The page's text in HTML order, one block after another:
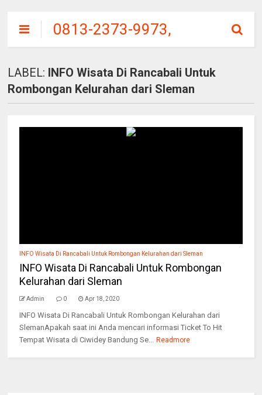
0813-2373-9973,
SITU
PATENGGANG
CIWIDEY, HARGA
TIKET MASUK
LABEL: INFO Wisata Di Rancabali Untuk
Rombongan Kelurahan dari Sleman
INFO Wisata Di Rancabali Untuk Rombongan Kelurahan dari Sleman
INFO Wisata Di Rancabali Untuk Rombongan
Kelurahan dari Sleman
Admin 0 Apr 18, 2020
INFO Wisata Di Rancabali Untuk Rombongan Kelurahan dari
SlemanApakah saat ini Anda mencari informasi Ticket To Hit
Tempat Wisata di Ciwidey Bandung Se... Readmore